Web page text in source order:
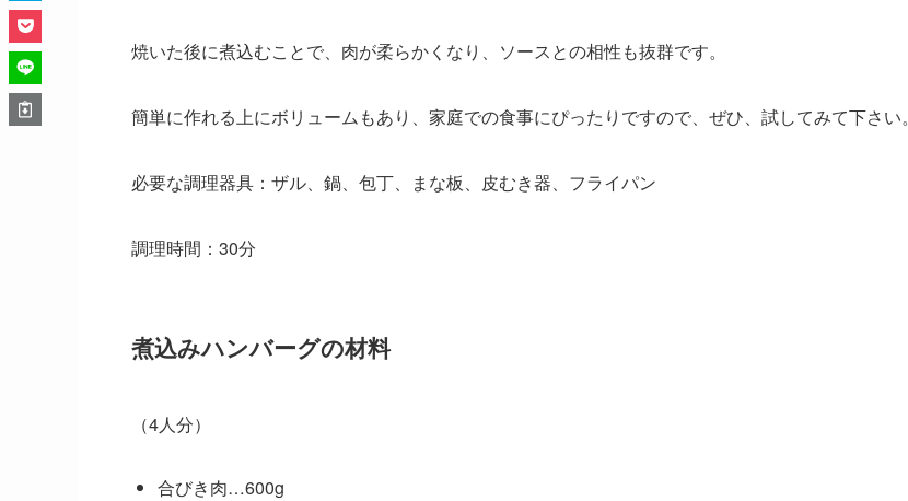
焼いた後に煮込むことで、肉が柔らかくなり、ソースとの相性も抜群です。
簡単に作れる上にボリュームもあり、家庭での食事にぴったりですので、ぜひ、試してみて下さい。
必要な調理器具：ザル、鍋、包丁、まな板、皮むき器、フライパン
調理時間：30分
煮込みハンバーグの材料
（4人分）
合びき肉…600g